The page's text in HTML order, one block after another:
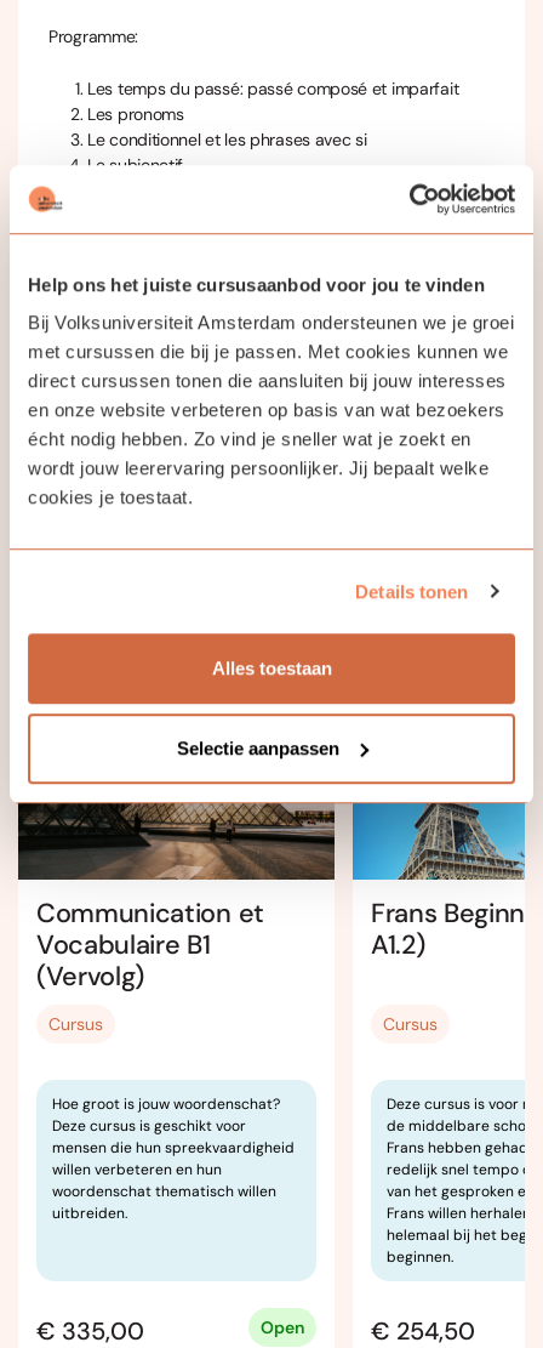
Help ons het juiste cursusaanbod voor jou te vinden
Bij Volksuniversiteit Amsterdam ondersteunen we je groei
met cursussen die bij je passen. Met cookies kunnen we
direct cursussen tonen die aansluiten bij jouw interesses
en onze website verbeteren op basis van wat bezoekers
écht nodig hebben. Zo vind je sneller wat je zoekt en
wordt jouw leerervaring persoonlijker. Jij bepaalt welke
cookies je toestaat.
Details tonen
Alles toestaan
Selectie aanpassen
Programme:
Les temps du passé: passé composé et imparfait
Les pronoms
Le conditionnel et les phrases avec si
Le subjonctif
Jouw docent
Catherine Nael
Ik zal je helpen om met meer zelfvertrouwen Frans te
spreken en te begrijpen.
Bekijk ook eens
Locatie
Communication et
Vocabulaire B1
(Vervolg)
Cursus
Hoe groot is jouw woordenschat?
Deze cursus is geschikt voor
mensen die hun spreekvaardigheid
willen verbeteren en hun
woordenschat thematisch willen
uitbreiden.
€ 335,00 Open
Frans
A1.2)
Cursus
Deze cursus is voor
de middelbare school
Frans hebben gehad
redelijk snel tempo
van het gesproken en
Frans willen herhalen,
helemaal bij het begin
beginnen.
€ 254,50